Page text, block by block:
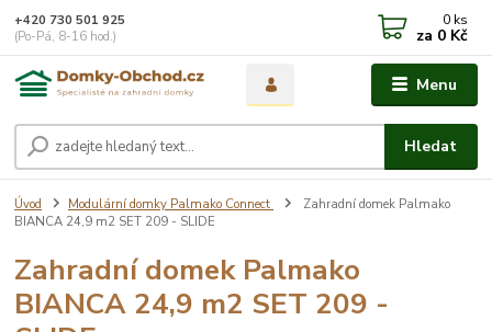
Menu
Hledat
+420 730 501 925
(Po-Pá, 8-16 hod.)
0 ks
za 0 Kč
Úvod Modulární domky Palmako Connect
Zahradní domek Palmako
BIANCA 24,9 m2 SET 209 - SLIDE
Zahradní domek Palmako
BIANCA 24,9 m2 SET 209 -